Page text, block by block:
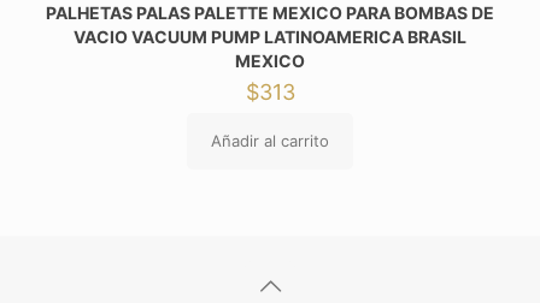
PALHETAS PALAS PALETTE MEXICO PARA BOMBAS DE
VACIO VACUUM PUMP LATINOAMERICA BRASIL
MEXICO
$313
Añadir al carrito